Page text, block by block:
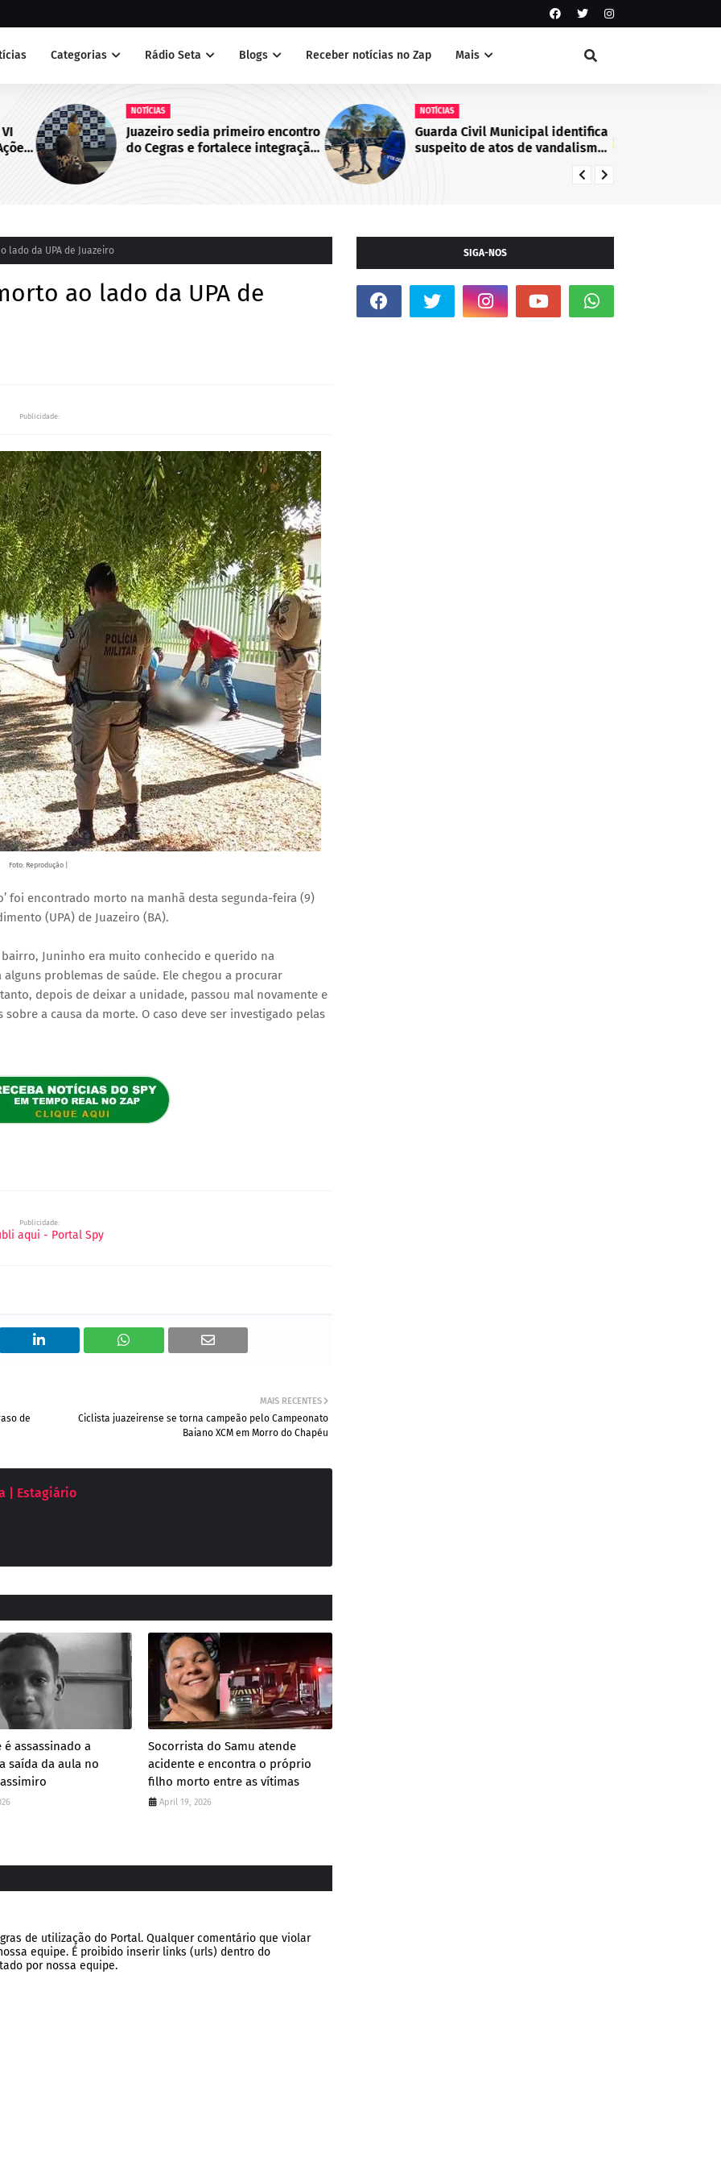
Categorias Rádio Seta Blogs Receber notícias no Zap Mais
NOTÍCIAS
Juazeiro sedia primeiro encontro
do Cegras e fortalece integração
NOTÍCIAS
Guarda Civil Municipal identifica
suspeito de atos de vandalismo
lado da UPA de Juazeiro
ao lado da UPA de
Publicidade:
Foto: Reprodução |
foi encontrado morto na manhã desta segunda-feira (9)
(UPA) de Juazeiro (BA).
Juninho era muito conhecido e querido na
problemas de saúde. Ele chegou a procurar
depois de deixar a unidade, passou mal novamente e
a causa da morte. O caso deve ser investigado pelas
Publicidade:
MAIS RECENTES
Ciclista juazeirense se torna campeão pelo Campeonato
Baiano XCM em Morro do Chapéu
de
| Estagiário
é assassinado a
saída da aula no
Socorrista do Samu atende
acidente e encontra o próprio
filho morto entre as vítimas
April 19, 2026
de utilização do Portal. Qualquer comentário que violar
equipe. É proibido inserir links (urls) dentro do
por nossa equipe.
SIGA-NOS